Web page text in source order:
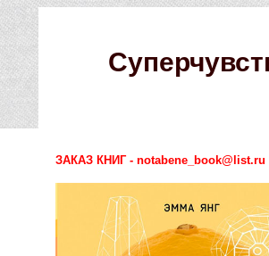
ЗАКАЗ КНИГ - notabene_book@list.ru